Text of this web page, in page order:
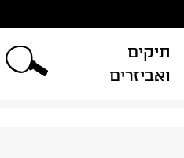
תיקים
ואביזרים